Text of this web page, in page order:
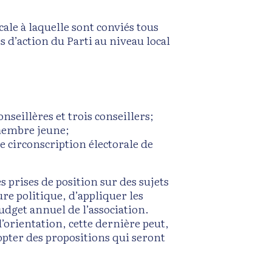
à laquelle sont conviés tous
d’action du Parti au niveau local
et trois conseillers;
jeune;
circonscription électorale de
de position sur des sujets
politique, d’appliquer les
annuel de l’association.
cette dernière peut,
des propositions qui seront